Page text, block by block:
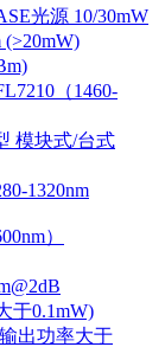
光源 10/30mW
(>20mW)
（1460-
模块式/台式
1320nm
）
于0.1mW)
出功率大于